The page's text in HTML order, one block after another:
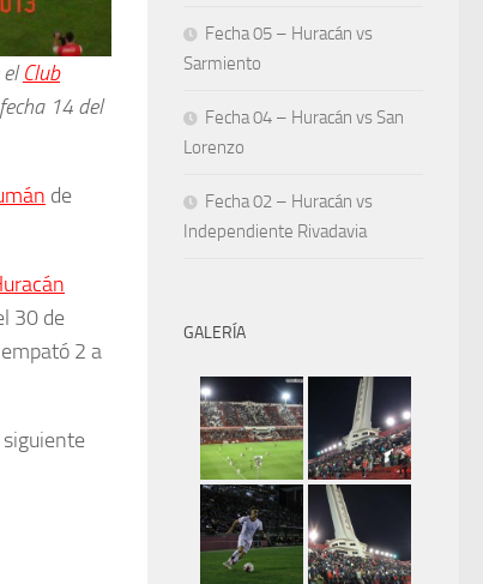
elClub
14 del
de
30 de
empató 2 a
Fecha 05 – Huracán vs
Sarmiento
Fecha 04 – Huracán vs San
Lorenzo
Fecha 02 – Huracán vs
Independiente Rivadavia
GALERÍA